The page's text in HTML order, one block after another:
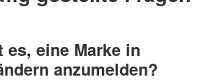
es, eine Marke in
anzumelden?